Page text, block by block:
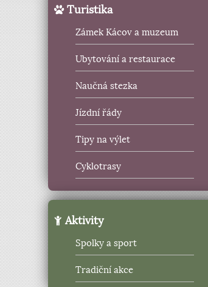
Turistika
Zámek Kácov a muzeum
Ubytování a restaurace
Naučná stezka
Jízdní řády
Tipy na výlet
Cyklotrasy
Aktivity
Spolky a sport
Tradiční akce